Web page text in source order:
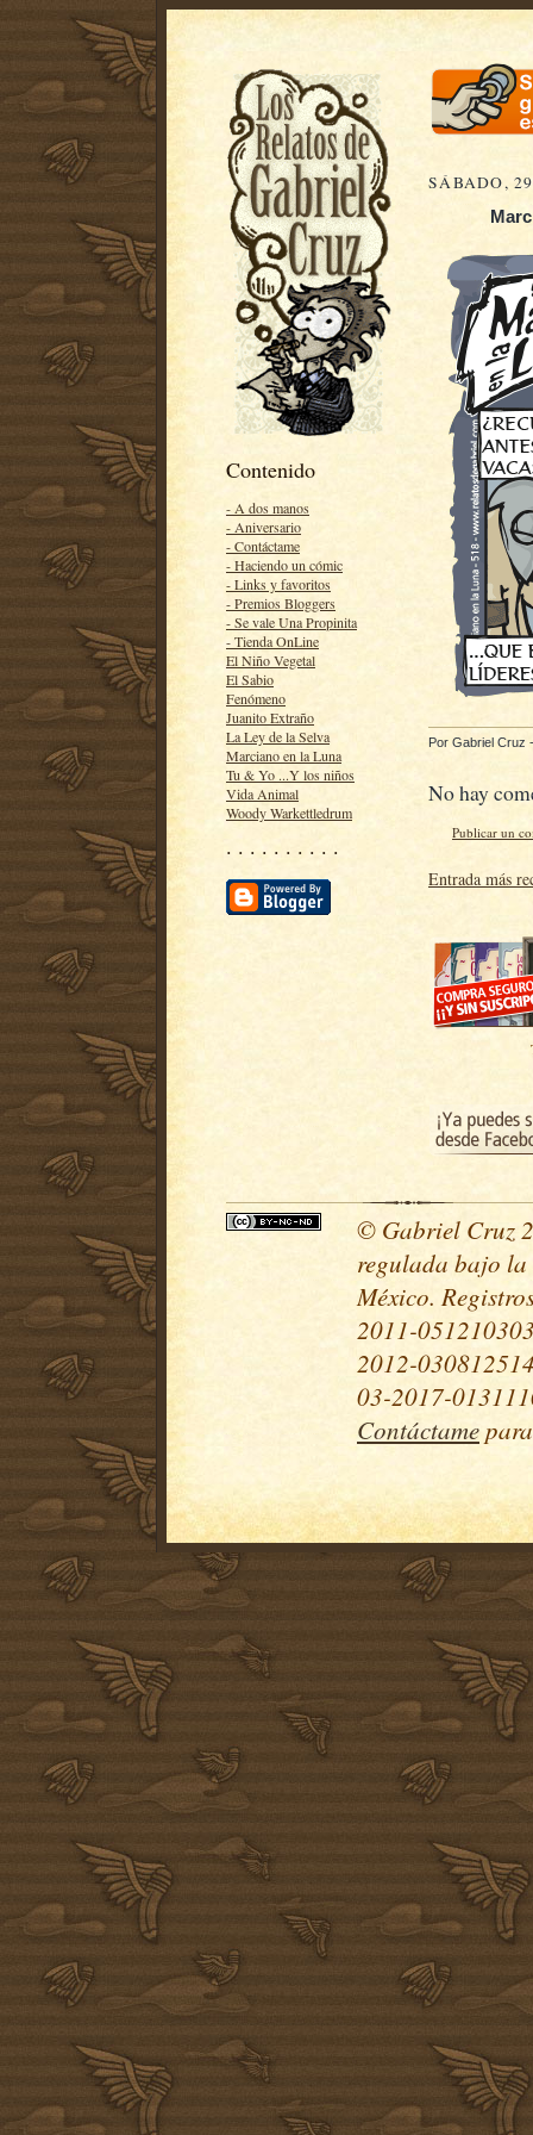
Contenido
- A dos manos
- Aniversario
- Contáctame
- Haciendo un cómic
- Links y favoritos
- Premios Bloggers
- Se vale Una Propinita
- Tienda OnLine
El Niño Vegetal
El Sabio
Fenómeno
Juanito Extraño
La Ley de la Selva
Marciano en la Luna
Tu & Yo ...Y los niños
Vida Animal
Woody Warkettledrum
· · · · · · · · · ·
SÁBADO,
Por Gabriel Cruz
No hay
Publicar un
Entrada más
© Gabriel Cruz
regulada bajo la
México.
2011-
2012-
03-2017-
Contáctame